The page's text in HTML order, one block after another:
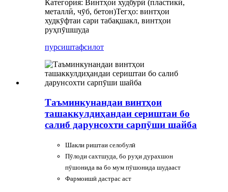
Категория: Винтҳои худбурӣ (пластикӣ,
металлӣ, чӯб, бетон)Тегҳо: винтҳои
худкӯфтаи сари табақшакл, винтҳои
руҳпӯшшуда
пурсиштафсилот
Таъминкунандаи винтҳои
ташаккулдиҳандаи сериштаи бо
салиб дарунсохти сарпӯши шайба
Шакли риштаи селобулӣ
Пӯлоди сахтшуда, бо руҳи дурахшон
пӯшонида ва бо мум пӯшонида шудааст
Фармоишӣ дастрас аст